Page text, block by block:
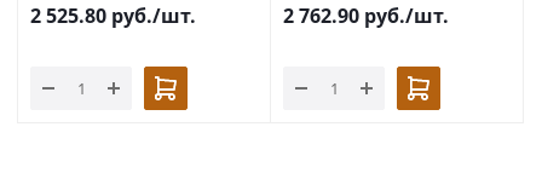
2 525.80 руб./шт. 2 762.90 руб./шт.